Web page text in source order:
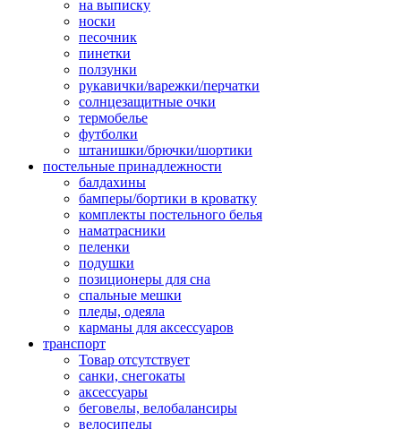
на выписку
носки
песочник
пинетки
ползунки
рукавички/варежки/перчатки
солнцезащитные очки
термобелье
футболки
штанишки/брючки/шортики
постельные принадлежности
балдахины
бамперы/бортики в кроватку
комплекты постельного белья
наматрасники
пеленки
подушки
позиционеры для сна
спальные мешки
пледы, одеяла
карманы для аксеcсуаров
транспорт
Товар отсутствует
санки, снегокаты
аксессуары
беговелы, велобалансиры
велосипеды